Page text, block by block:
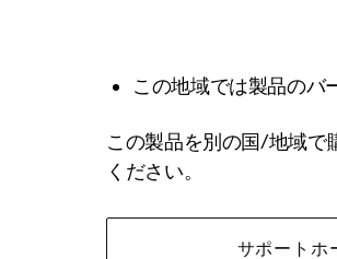
この地域では製品のバ
この製品を別の国/地域で
ください。
サポートホ